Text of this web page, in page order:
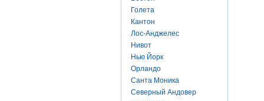
Голета
Кантон
Лос-Анджелес
Нивот
Нью Йорк
Орландо
Санта Моника
Северный Андовер